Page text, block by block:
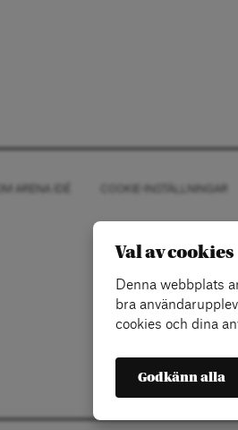
OM ARENA IDÉ COOKIE-INSTÄLLNINGAR
Val av cookies
Denna webbplats
bra
cookies och dina
Godkänn alla